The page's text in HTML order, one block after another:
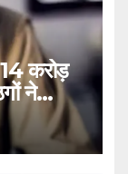
करोड़
ने